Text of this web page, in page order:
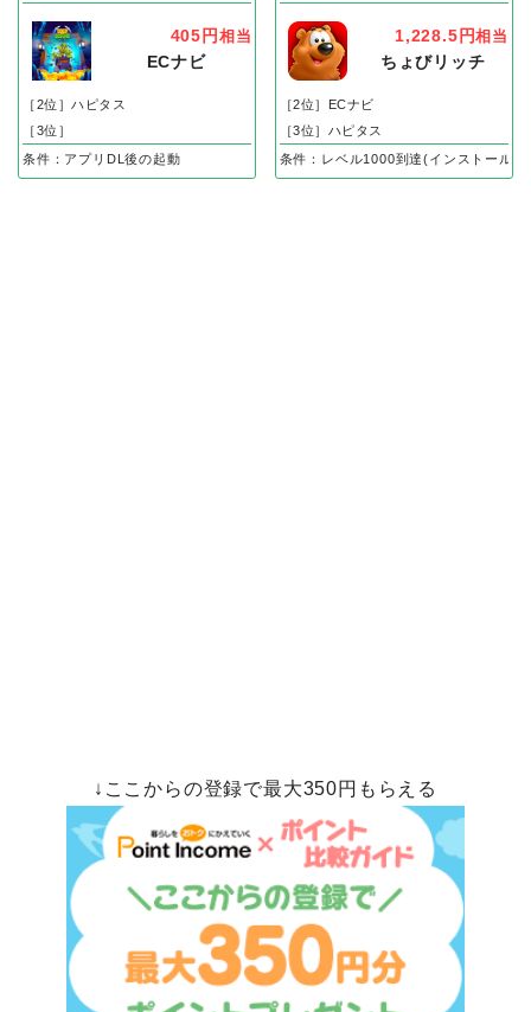
405円 相当
ECナビ
［2位］ハピタス
［3位］
条件：アプリDL後の起動
1,228.5円相当
ちょびリッチ
［2位］ECナビ
［3位］ハピタス
条件：レベル1000到達(インストール後
↓ここからの登録で最大350円もらえる